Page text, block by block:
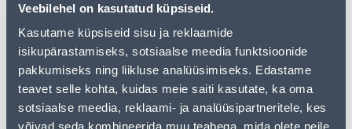
Veebilehel on kasutatud küpsiseid.
Kasutame küpsiseid sisu ja reklaamide
isikupärastamiseks, sotsiaalse meedia funktsioonide
pakkumiseks ning liikluse analüüsimiseks. Edastame
teavet selle kohta, kuidas meie saiti kasutate, ka oma
sotsiaalse meedia, reklaami- ja analüüsipartneritele, kes
võivad seda kombineerida muu teabega, mida olete neile
PREMIUM
24.66 €
12.99 € / tk
CLASSICLINE 45CM VARS
150CM
15.00 €
KAMPAANIA E-HIND